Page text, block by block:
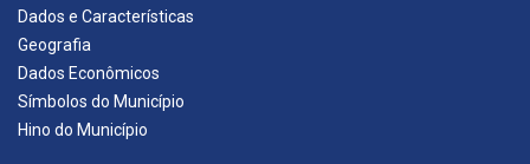
Dados e Características
Geografia
Dados Econômicos
Símbolos do Município
Hino do Município